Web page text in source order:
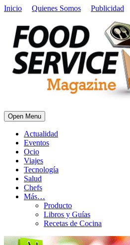
Inicio Quienes Somos Publicidad
Open Menu
Actualidad
Eventos
Ocio
Viajes
Tecnología
Salud
Chefs
Más…
Producto
Libros y Guías
Recetas de Cocina